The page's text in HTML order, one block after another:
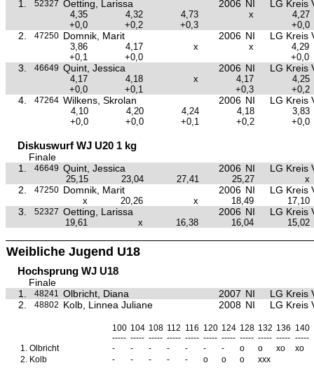
1.
52327 Oetting, Larissa 2006 NI LG Kreis
4,35 4,32 4,73 x
4,27
+0,0
+0,2 +0,3 +0,0
2. 47250 Domnik, Marit 2006 NI LG Kreis
3,86 4,17 x x
4,29
+0,1
+0,0 +0,0
3. 46649 Quint, Jessica 2006 NI LG Kreis
4,17 4,18 x 4,17
4,25
+0,0
+0,1 +0,3 +0,2
4. 47264 Wilkens, Skrolan 2006 NI LG Kreis
4,10 4,20 4,24 4,18
3,83
+0,0
+0,0 +0,1 +0,2 +0,0
Diskuswurf WJ U20 1 kg
Finale
1.
46649 Quint, Jessica 2006 NI LG Kreis
25,15 23,04 27,41 25,27 x
2. 47250 Domnik, Marit 2006 NI LG Kreis
x 20,26 x 18,49 17,10
3. 52327 Oetting, Larissa 2006 NI LG Kreis
19,61 x 16,38 16,04 15,02
Weibliche Jugend U18
Hochsprung WJ U18
Finale
1.
48241 Olbricht, Diana 2007 NI
LG Kreis
2.
48802 Kolb, Linnea Juliane 2008 NI LG Kreis
100 104 108 112 116 120 124 128 132 136 140
----- ----- ----- ----- ----- ----- ----- ----- ----- ----- -----
1. Olbricht - - - - - - - o o xo
xo
2. Kolb - - - - - o o o xxx